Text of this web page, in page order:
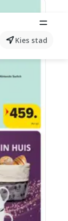
Kies stad